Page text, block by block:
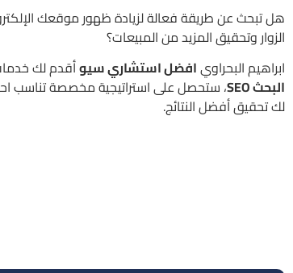
هل تبحث عن طريقة فعالة لزيادة ظهور موقعك
الزوار وتحقيق المزيد من المبيعات؟
ابراهيم البحراويافضل استشاري سيوأقدم لك
البحث SEO
، ستحصل على استراتيجية مخصصة تناسب
لك تحقيق أفضل النتائج.